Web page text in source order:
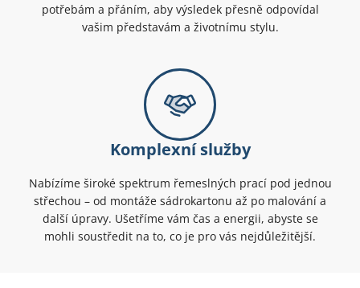
potřebám a přáním, aby výsledek přesně odpovídal
vašim představám a životnímu stylu.
Komplexní služby
Nabízíme široké spektrum řemeslných prací pod jednou
střechou – od montáže sádrokartonu až po malování a
další úpravy. Ušetříme vám čas a energii, abyste se
mohli soustředit na to, co je pro vás nejdůležitější.